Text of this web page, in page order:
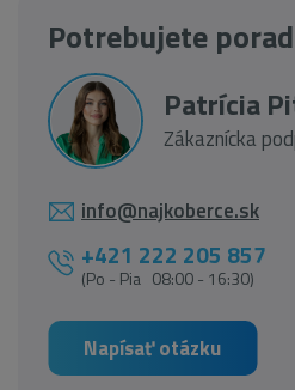
Potrebujete
Patrícia
Zákaznícka
info@najkoberce.sk
+421 222 205 857
(Po - Pia 08:00 - 16:30)
Napísať otázku